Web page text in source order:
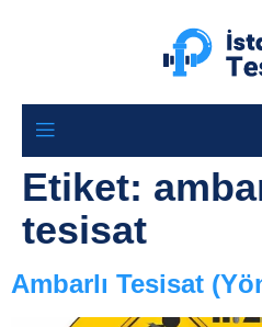
Etiket:
tesisat
Ambarlı Tesisat